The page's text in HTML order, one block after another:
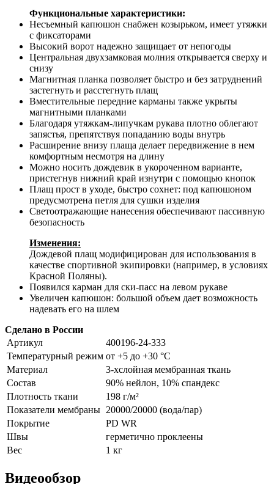
Функциональные характеристики:
Несъемный капюшон снабжен козырьком, имеет утяжки
с фиксаторами
Высокий ворот надежно защищает от непогоды
Центральная двухзамковая молния открывается сверху и
снизу
Магнитная планка позволяет быстро и без затруднений
застегнуть и расстегнуть плащ
Вместительные передние карманы также укрыты
магнитными планками
Благодаря утяжкам-липучкам рукава плотно облегают
запястья, препятствуя попаданию воды внутрь
Расширение внизу плаща делает передвижение в нем
комфортным несмотря на длину
Можно носить дождевик в укороченном варианте,
пристегнув нижний край изнутри с помощью кнопок
Плащ прост в уходе, быстро сохнет: под капюшоном
предусмотрена петля для сушки изделия
Светоотражающие нанесения обеспечивают пассивную
безопасность
Изменения:
Дождевой плащ модифицирован для использования в
качестве спортивной экипировки (например, в условиях
Красной Поляны).
Появился карман для ски-пасс на левом рукаве
Увеличен капюшон: большой объем дает возможность
надевать его на шлем
Сделано в России
Артикул
400196-24-333
Температурный режим от +5 до +30 °С
Материал
3-хслойная мембранная ткань
Состав
90% нейлон, 10% спандекс
Плотность ткани
198 г/м²
Показатели мембраны 20000/20000 (вода/пар)
Покрытие
PD WR
Швы
герметично проклеены
Вес
1 кг
Видеообзор